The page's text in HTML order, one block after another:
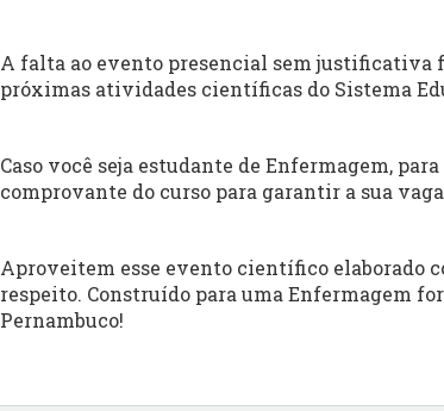
A falta ao evento presencial sem justificativa
próximas atividades científicas do Sistema
Caso você seja estudante de Enfermagem,
comprovante do curso para garantir a sua
Aproveitem esse evento científico elaborado
respeito. Construído para uma Enfermagem
Pernambuco!